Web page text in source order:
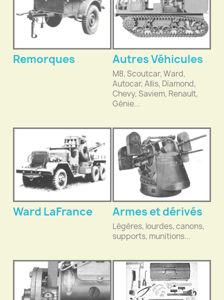
Remorques Autres Véhicules
M8, Scoutcar, Ward,
Autocar, Allis, Diamond,
Chevy, Saviem, Renault,
Génie...
Ward LaFrance Armes et dérivés
Légères, lourdes, canons,
supports, munitions...